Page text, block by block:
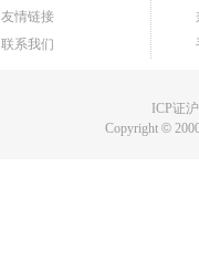
友情链接
联系我们
ICP证
Copyright©